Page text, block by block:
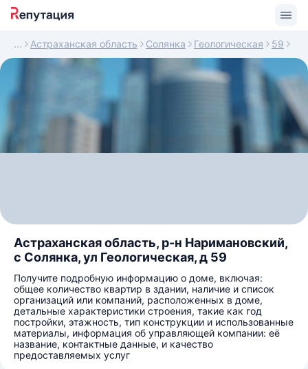
Астраханская область Солянка Геологическая 59
Астраханская область, р-н Наримановский,
с Солянка, ул Геологическая, д 59
Получите подробную информацию о доме, включая:
общее количество квартир в здании, наличие и список
организаций или компаний, расположенных в доме,
детальные характеристики строения, такие как год
постройки, этажность, тип конструкции и использованные
материалы, информация об управляющей компании: её
название, контактные данные, и качество
предоставляемых услуг